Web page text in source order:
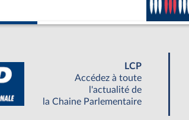
LCP
Accédez à toute
l'actualité de
la Chaine Parlementaire